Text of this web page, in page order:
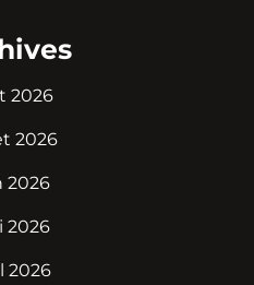
2026
2026
2026
2026
2026